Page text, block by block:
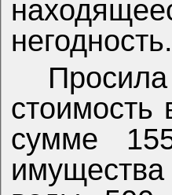
негодность.
стоимость
сумме